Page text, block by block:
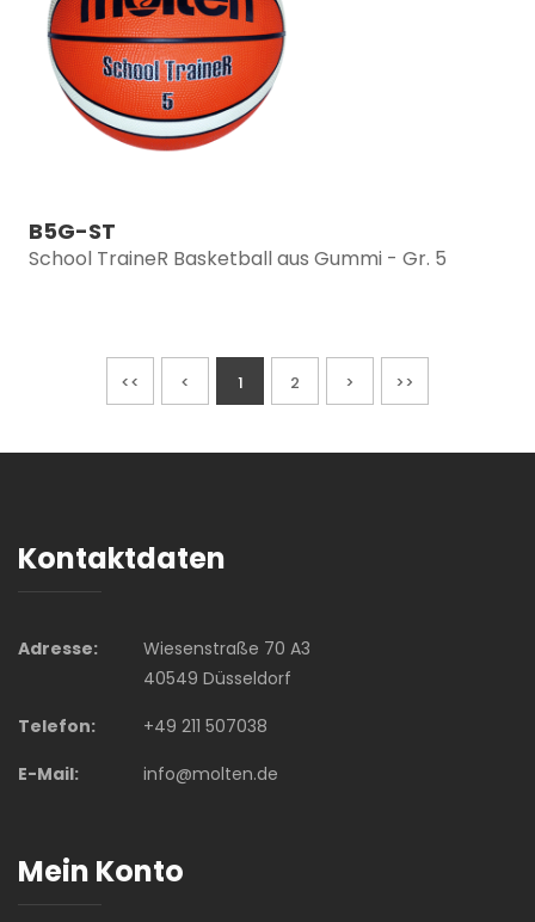
B5G-ST
School TraineR Basketball aus Gummi - Gr. 5
<< < 1 2 > >>
Kontaktdaten
Adresse:
Wiesenstraße 70 A3
40549 Düsseldorf
Telefon:
+49 211 507038
E-Mail:
info@molten.de
Mein Konto